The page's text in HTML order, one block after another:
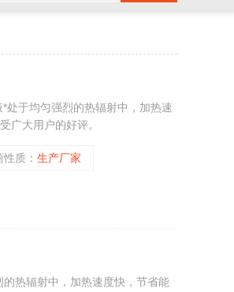
处于均匀强烈的热辐射中，加热速
广大用户的好评。
性质：生产厂家
热辐射中，加热速度快，节省能